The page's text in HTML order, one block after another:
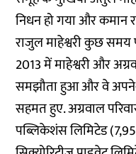
निधन हो गया और कमान
राजुल माहेश्वरी कुछ
2013 में माहेश्वरी और
समझौता हुआ और वे
सहमत हुए. अग्रवाल
पब्लिकेशंस लिमिटेड